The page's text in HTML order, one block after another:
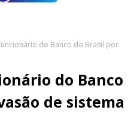
agosto de 2026
do Banco do Brasil por
do Banco
de sistema